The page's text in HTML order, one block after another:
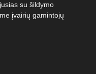
su šildymo
įvairių gamintojų